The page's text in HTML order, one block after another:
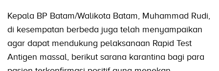
Kepala BP Batam/Walikota Batam, Muhammad Rudi,
di kesempatan berbeda juga telah menyampaikan
agar dapat mendukung pelaksanaan Rapid Test
Antigen massal, berikut sarana karantina bagi para